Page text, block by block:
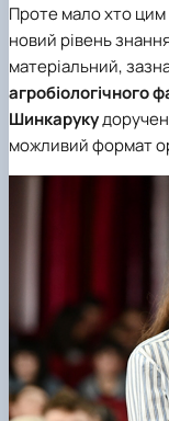
Проте мало хто
новий рівень
матеріальний,
агробіологічного
Шинкаруку
можливий формат